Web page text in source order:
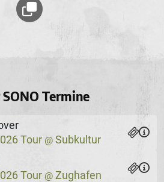
Termine
Tour @ Subkultur
Tour @ Zughafen